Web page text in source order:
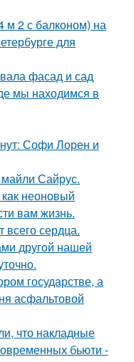
м 2 с балконом) на
для
фасад и сад
мы находимся в
Софи Лорен и
Сайрус.
неоновый
вам жизнь.
всего сердца.
другой нашей
государстве, а
асфальтовой
что накладные
бьюти -